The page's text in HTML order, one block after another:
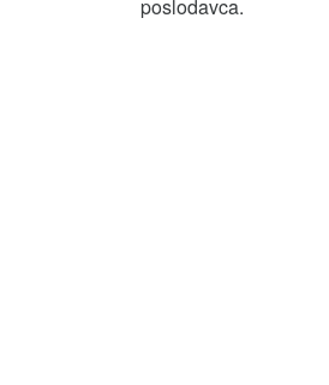
poslodavca.